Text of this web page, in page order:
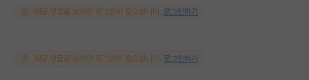
해당 댓글을 보려면 로그인이 필요합니다. 로그인하기
해당 댓글을 보려면 로그인이 필요합니다. 로그인하기